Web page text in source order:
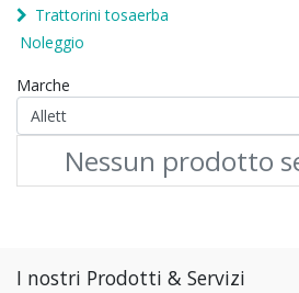
Trattorini tosaerba
Noleggio
Marche
Nessun prodotto
I nostri Prodotti & Servizi